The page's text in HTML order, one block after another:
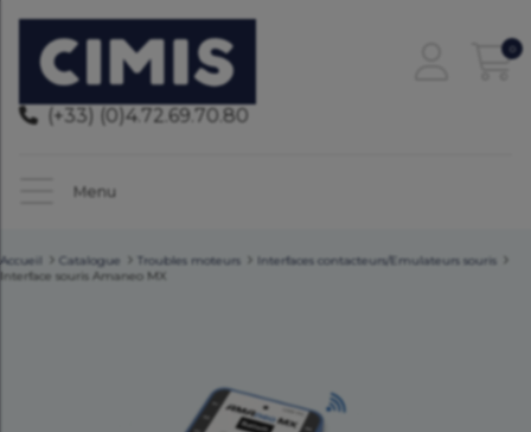
(+33) (0)4.72.69.70.80
Menu
Accueil Catalogue Troubles moteurs
Interfaces contacteurs/Emulateurs souris
Interface souris Amaneo MX